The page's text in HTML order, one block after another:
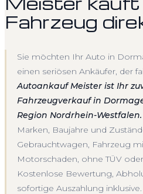
Fahrzeug
Sie möchten Ihr Auto in
einen seriösen Ankäufer, der
Autoankauf Meister ist Ihr
Fahrzeugverkauf in
Region Nordrhein-Westfalen.
Marken, Baujahre und
Gebrauchtwagen, Fahrzeug
Motorschaden, ohne TÜV
Kostenlose Bewertung,
sofortige Auszahlung inklusive.